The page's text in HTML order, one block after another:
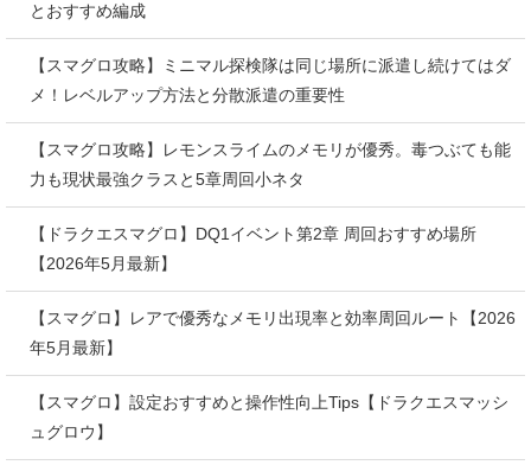
とおすすめ編成
【スマグロ攻略】ミニマル探検隊は同じ場所に派遣し続けてはダ
メ！レベルアップ方法と分散派遣の重要性
【スマグロ攻略】レモンスライムのメモリが優秀。毒つぶても能
力も現状最強クラスと5章周回小ネタ
【ドラクエスマグロ】DQ1イベント第2章 周回おすすめ場所
【2026年5月最新】
【スマグロ】レアで優秀なメモリ出現率と効率周回ルート【2026
年5月最新】
【スマグロ】設定おすすめと操作性向上Tips【ドラクエスマッシ
ュグロウ】